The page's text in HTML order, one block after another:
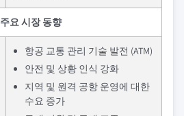
주요 시장 동향
항공 교통 관리 기술 발전 (ATM)
안전 및 상황 인식 강화
지역 및 원격 공항 운영에 대한
수요 증가